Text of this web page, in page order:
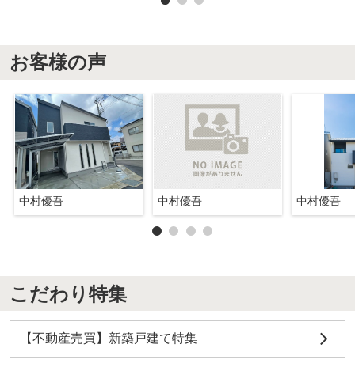
お客様の声
中村優吾 中村優吾 中村優吾
こだわり特集
【不動産売買】新築戸建て特集